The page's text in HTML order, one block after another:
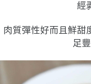
經
肉質彈性好而且鮮甜
足